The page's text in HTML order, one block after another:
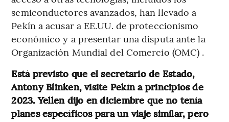
semiconductores avanzados, han llevado a
Pekín a acusar a EE.UU. de proteccionismo
económico y a presentar una disputa ante la
Organización Mundial del Comercio (OMC) .
Está previsto que el secretario de Estado,
Antony Blinken, visite Pekín a principios de
2023. Yellen dijo en diciembre que no tenía
planes específicos para un viaje similar, pero